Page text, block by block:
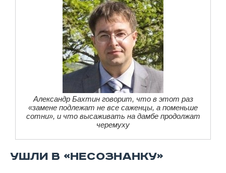
Александр Бахтин говорит, что в этот раз
«замене подлежат не все саженцы, а поменьше
сотни», и что высаживать на дамбе продолжат
черемуху
УШЛИ В «НЕСОЗНАНКУ»